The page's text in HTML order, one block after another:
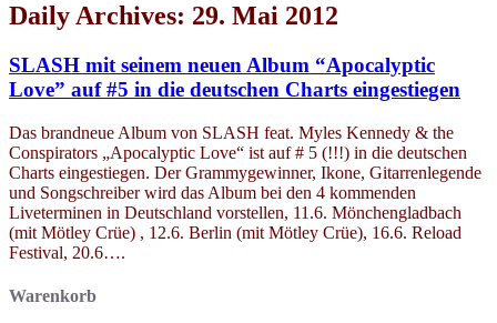
Daily Archives: 29. Mai 2012
SLASH mit seinem neuen Album “Apocalyptic
Love” auf #5 in die deutschen Charts eingestiegen
Das brandneue Album von SLASH feat. Myles Kennedy & the
Conspirators „Apocalyptic Love“ ist auf # 5 (!!!) in die deutschen
Charts eingestiegen. Der Grammygewinner, Ikone, Gitarrenlegende
und Songschreiber wird das Album bei den 4 kommenden
Liveterminen in Deutschland vorstellen, 11.6. Mönchengladbach
(mit Mötley Crüe) , 12.6. Berlin (mit Mötley Crüe), 16.6. Reload
Festival, 20.6….
Warenkorb